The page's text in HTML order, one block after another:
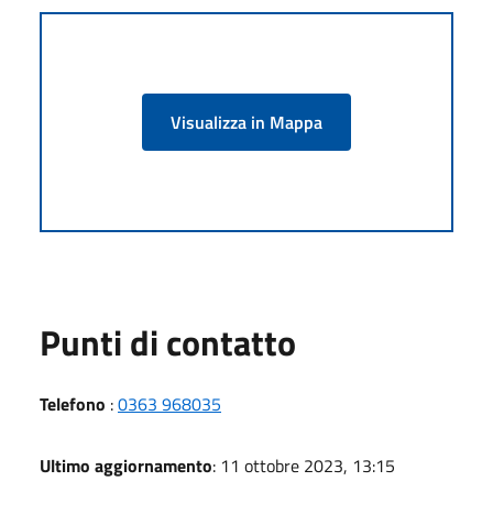
Visualizza in Mappa
Punti di contatto
Telefono :0363 968035
Ultimo aggiornamento: 11 ottobre 2023, 13:15